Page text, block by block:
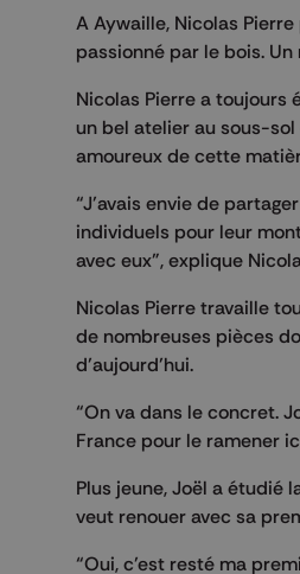
A Aywaille, Nicolas
passionné par le bois.
Nicolas Pierre a toujours
un bel atelier au sous-
amoureux de cette
“J’avais envie de
individuels pour leur
avec eux”, explique
Nicolas Pierre travaille
de nombreuses pièces
d’aujourd’hui.
“On va dans le concret.
France pour le ramener
Plus jeune, Joël a étudié
veut renouer avec sa
“Oui, c’est resté ma